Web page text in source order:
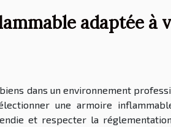
adaptée à
dans un environnement
une armoire
et respecter la